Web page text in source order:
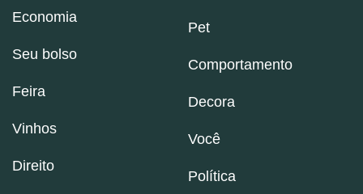
Economia
Seu bolso
Feira
Vinhos
Direito
Pet
Comportamento
Decora
Você
Política